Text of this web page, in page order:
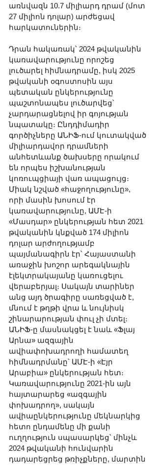
առնվազն 10.7 միլիարդ դրամ (մոտ
27 միլիոն դոլար) արժեցավ
հարկատուներին։
Դրան հակառակ՝ 2024 թվականին
կառավարությունը որոշեց
լուծարել հիմնադրամը, իսկ 2025
թվականի օգոստոսին այս
պետական ընկերությունը
պաշտոնապես լուծարվեց՝
չարդարացնելով իր գոյության
նպատակը։ Ընդդիմադիր
գործիչները ԱՆԻՖ-ում կուտակված
միլիարդավոր դրամների
անհետևանք ծախսերը որակում
են որպես իշխանության
կոռուպցիայի վառ ապացույց։
Միակ նշված «հաջողությունը»,
որի մասին խոսում էր
կառավարությունը, ԱՄԷ-ի
«Մասդար» ընկերության հետ 2021
թվականին կնքված 174 միլիոն
դոլար արժողությամբ
պայմանագիրն էր՝ Հայաստանի
առաջին խոշոր արեգակնային
էլեկտրակայանը կառուցելու
վերաբերյալ։ Սակայն տարիներ
անց այդ ծրագիրը սառեցված է,
մնում է թղթի վրա և նույնիսկ
շինարարության փուլ չի մտել։
ԱՆԻՖ-ը մասնակցել է նաև «Ֆլայ
Արնա» ազգային
ավիափոխադրողի համատեղ
հիմնադրմանը՝ ԱՄԷ-ի «Էյր
Արաբիա» ընկերության հետ։
Կառավարությունը 2021-ին այն
հայտարարեց «ազգային
փոխադրող», սակայն
ավիաընկերությունը մեկնարկից
հետո ընդամենը մի քանի
ուղղություն սպասարկեց՝ մինչև
2024 թվականի հունվարին
դադարեցրեց թռիչքները, մարտին